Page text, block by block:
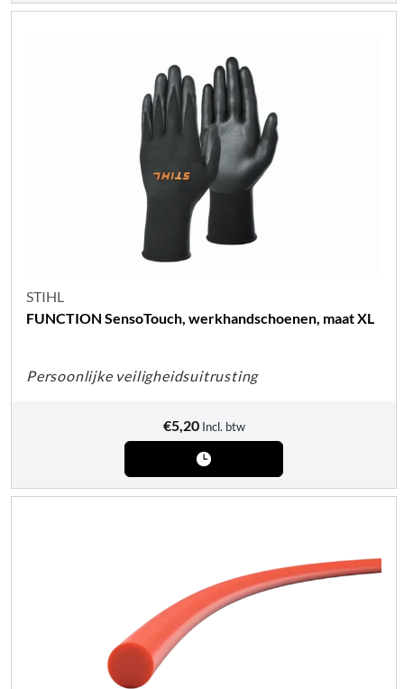
STIHL
FUNCTION SensoTouch, werkhandschoenen, maat XL
Persoonlijke veiligheidsuitrusting
€5,20 Incl. btw